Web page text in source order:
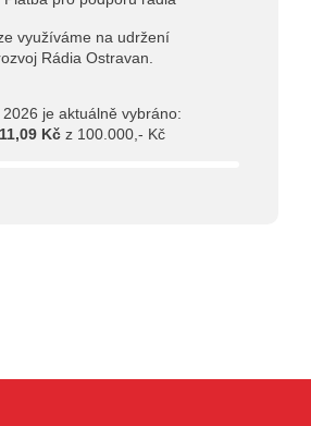
využíváme na udržení
Rádia Ostravan.
2026 je aktuálně vybráno:
Kč z 100.000,- Kč